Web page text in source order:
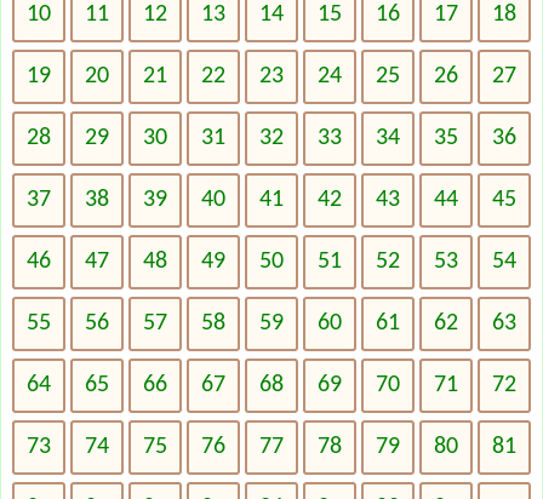
10 11 12 13 14 15 16 17 18
19 20 21 22 23 24 25 26 27
28 29 30 31 32 33 34 35 36
37 38 39 40 41 42 43 44 45
46 47 48 49 50 51 52 53 54
55 56 57 58 59 60 61 62 63
64 65 66 67 68 69 70 71 72
73 74 75 76 77 78 79 80 81